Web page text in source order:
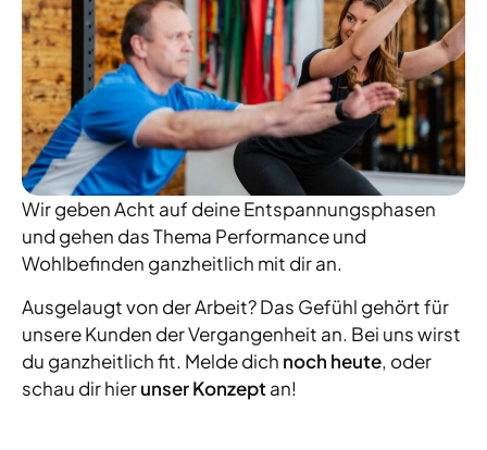
Wir geben Acht auf deine Entspannungsphasen
und gehen das Thema Performance und
Wohlbefinden ganzheitlich mit dir an.
Ausgelaugt von der Arbeit? Das Gefühl gehört für
unsere Kunden der Vergangenheit an. Bei uns wirst
du ganzheitlich fit. Melde dich noch heute, oder
schau dir hierunser Konzept an!